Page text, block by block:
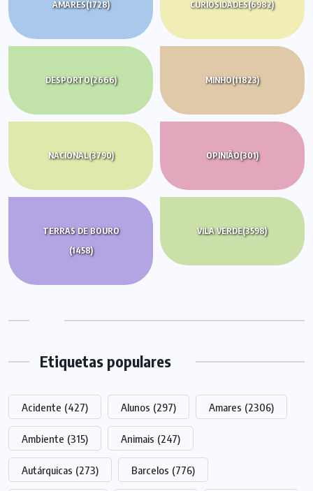
AMARES(1728) CURIOSIDADES(6982)
DESPORTO(2666) MINHO(11823)
NACIONAL(3790) OPINIÃO(301)
TERRAS DE BOURO
(1458)
VILA VERDE(3598)
Etiquetas populares
Acidente (427) Alunos (297) Amares (2306)
Ambiente (315) Animais (247)
Autárquicas (273) Barcelos (776)